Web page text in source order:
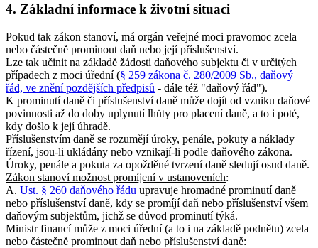
4. Základní informace k životní situaci
Pokud tak zákon stanoví, má orgán veřejné moci pravomoc zcela
nebo částečně prominout daň nebo její příslušenství.
Lze tak učinit na základě žádosti daňového subjektu či v určitých
případech z moci úřední (§ 259 zákona č. 280/2009 Sb., daňový
řád, ve znění pozdějších předpisů - dále též "daňový řád").
K prominutí daně či příslušenství daně může dojít od vzniku daňové
povinnosti až do doby uplynutí lhůty pro placení daně, a to i poté,
kdy došlo k její úhradě.
Příslušenstvím daně se rozumějí úroky, penále, pokuty a náklady
řízení, jsou-li ukládány nebo vznikají-li podle daňového zákona.
Úroky, penále a pokuta za opožděné tvrzení daně sledují osud daně.
Zákon stanoví možnost promíjení v ustanoveních:
A. Ust. § 260 daňového řádu upravuje hromadné prominutí daně
nebo příslušenství daně, kdy se promíjí daň nebo příslušenství všem
daňovým subjektům, jichž se důvod prominutí týká.
Ministr financí může z moci úřední (a to i na základě podnětu) zcela
nebo částečně prominout daň nebo příslušenství daně: